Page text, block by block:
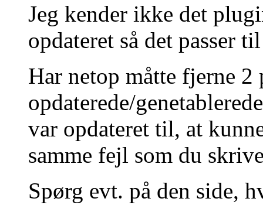
Jeg kender ikke det
opdateret så det passer
Har netop måtte fjerne 2
opdaterede/
var opdateret til, at
samme fejl som du
Spørg evt. på den side,